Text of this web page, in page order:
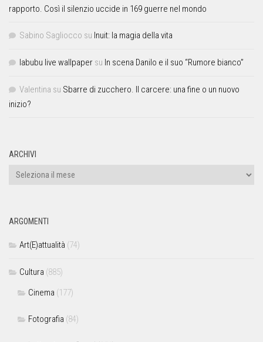
rapporto. Così il silenzio uccide in 169 guerre nel mondo
Sabino Sagliocco su Inuit: la magia della vita
labubu live wallpaper su In scena Danilo e il suo “Rumore bianco”
Valentina su Sbarre di zucchero. Il carcere: una fine o un nuovo
inizio?
ARCHIVI
ARGOMENTI
Art(E)attualità (74)
Cultura (885)
Cinema (177)
Fotografia (84)